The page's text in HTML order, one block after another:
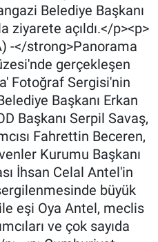
Belediye Başkanı
ziyarete açıldı.</p><p>
-</strong>Panorama
gerçekleşen
Fotoğraf Sergisi'nin
Başkanı Erkan
Başkanı Serpil Savaş,
Fahrettin Beceren,
Kurumu Başkanı
İhsan Celal Antel'in
büyük
eşi Oya Antel, meclis
ve çok sayıda